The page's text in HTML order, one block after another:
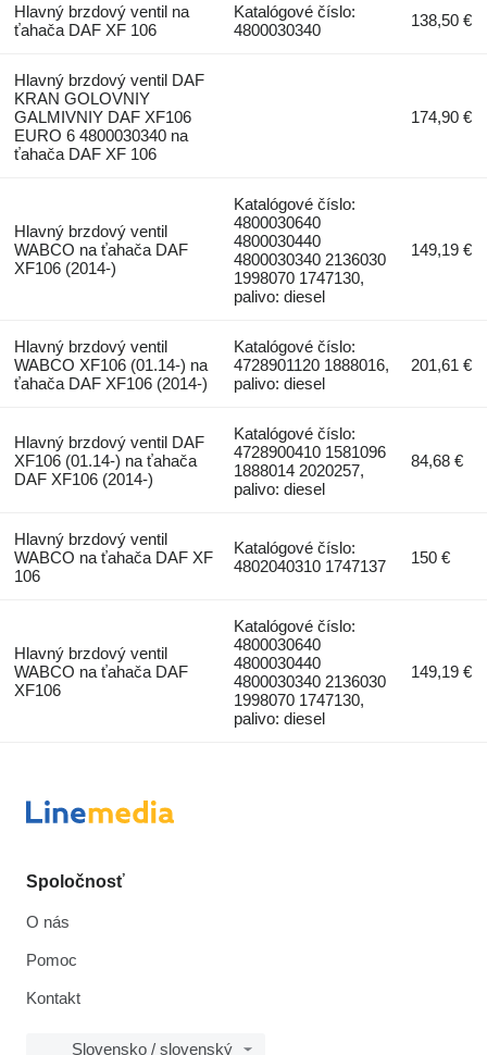
Hlavný brzdový ventil na
ťahača DAF XF 106
Katalógové číslo:
4800030340
138,50 €
Hlavný brzdový ventil DAF
KRAN GOLOVNIY
GALMIVNIY DAF XF106
EURO 6 4800030340 na
ťahača DAF XF 106
174,90 €
Hlavný brzdový ventil
WABCO na ťahača DAF
XF106 (2014-)
Katalógové číslo:
4800030640
4800030440
4800030340 2136030
1998070 1747130,
palivo: diesel
149,19 €
Hlavný brzdový ventil
WABCO XF106 (01.14-) na
ťahača DAF XF106 (2014-)
Katalógové číslo:
4728901120 1888016,
palivo: diesel
201,61 €
Hlavný brzdový ventil DAF
XF106 (01.14-) na ťahača
DAF XF106 (2014-)
Katalógové číslo:
4728900410 1581096
1888014 2020257,
palivo: diesel
84,68 €
Hlavný brzdový ventil
WABCO na ťahača DAF XF
106
Katalógové číslo:
4802040310 1747137
150 €
Hlavný brzdový ventil
WABCO na ťahača DAF
XF106
Katalógové číslo:
4800030640
4800030440
4800030340 2136030
1998070 1747130,
palivo: diesel
149,19 €
Spoločnosť
O nás
Pomoc
Kontakt
Slovensko / slovenský